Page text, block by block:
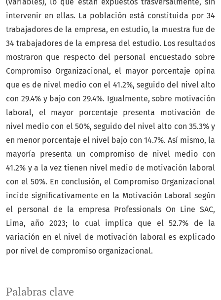
Palabras clave
(variables), lo que están expuestos trasversalmente, sin
intervenir en ellas. La población está constituida por 34
trabajadores de la empresa, en estudio, la muestra fue de
34 trabajadores de la empresa del estudio. Los resultados
mostraron que respecto del personal encuestado sobre
Compromiso Organizacional, el mayor porcentaje opina
que es de nivel medio con el 41.2%, seguido del nivel alto
con 29.4% y bajo con 29.4%. Igualmente, sobre motivación
laboral, el mayor porcentaje presenta motivación de
nivel medio con el 50%, seguido del nivel alto con 35.3% y
en menor porcentaje el nivel bajo con 14.7%. Así mismo, la
mayoría presenta un compromiso de nivel medio con
41.2% y a la vez tienen nivel medio de motivación laboral
con el 50%. En conclusión, el Compromiso Organizacional
incide significativamente en la Motivación Laboral según
el personal de la empresa Professionals On Line SAC,
Lima, año 2023; lo cual implica que el 52.7% de la
variación en el nivel de motivación laboral es explicado
por nivel de compromiso organizacional.